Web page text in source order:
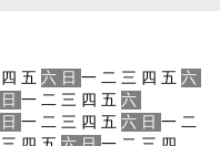
四 五 六 日 一 二 三 四 五 六
日 一 二 三 四 五 六
日 一 二 三 四 五 六 日 一 二